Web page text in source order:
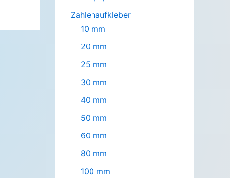
Zahlenaufkleber
10 mm
20 mm
25 mm
30 mm
40 mm
50 mm
60 mm
80 mm
100 mm